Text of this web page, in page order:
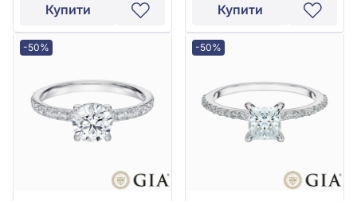
Купити Купити
-50% -50%